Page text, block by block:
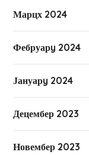
Марцх 2024
Фебруарy 2024
Јануарy 2024
Децембер 2023
Новембер 2023